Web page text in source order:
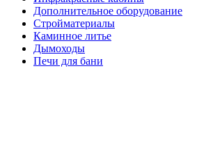
Дополнительное оборудование
Стройматериалы
Каминное литье
Дымоходы
Печи для бани